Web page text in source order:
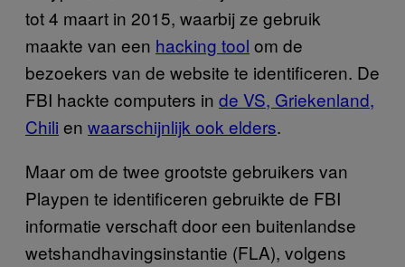
tot 4 maart in 2015, waarbij ze gebruik
maakte van een hacking tool om de
bezoekers van de website te identificeren. De
FBI hackte computers in de VS, Griekenland,
Chili en waarschijnlijk ook elders.
Maar om de twee grootste gebruikers van
Playpen te identificeren gebruikte de FBI
informatie verschaft door een buitenlandse
wetshandhavingsinstantie (FLA), volgens